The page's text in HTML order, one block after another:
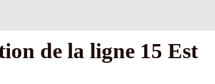
de la ligne 15 Est